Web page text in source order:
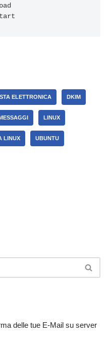
ELETTRONICA DKIM
LINUX
LINUX UBUNTU
delle tue E-Mail su server